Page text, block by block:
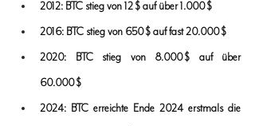
2012: BTC stieg von 12 $ auf über 1.000 $
2016: BTC stieg von 650 $ auf fast 20.000 $
2020: BTC stieg von 8.000 $ auf über
60.000 $
2024: BTC erreichte Ende 2024 erstmals die